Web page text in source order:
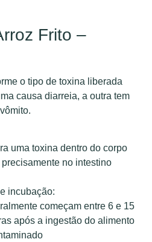
Frito –
o tipo de toxina liberada
causa diarreia, a outra tem
uma toxina dentro do corpo
no intestino
incubação:
começam entre 6 e 15
após a ingestão do alimento